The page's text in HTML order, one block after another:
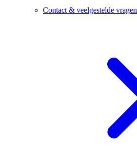
Contact & veelgestelde vragen